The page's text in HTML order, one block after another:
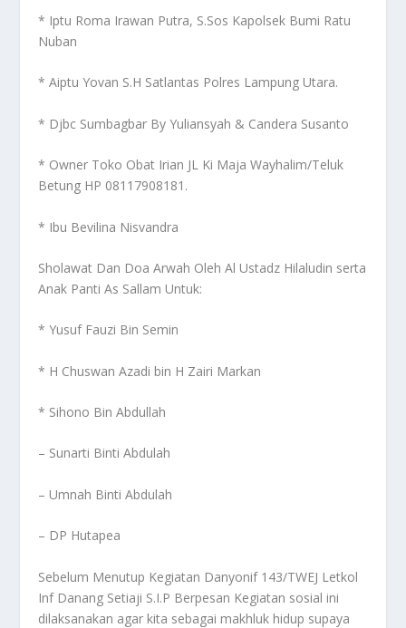
* Iptu Roma Irawan Putra, S.Sos Kapolsek Bumi Ratu
Nuban
* Aiptu Yovan S.H Satlantas Polres Lampung Utara.
* Djbc Sumbagbar By Yuliansyah & Candera Susanto
* Owner Toko Obat Irian JL Ki Maja Wayhalim/Teluk
Betung HP 08117908181.
* Ibu Bevilina Nisvandra
Sholawat Dan Doa Arwah Oleh Al Ustadz Hilaludin serta
Anak Panti As Sallam Untuk:
* Yusuf Fauzi Bin Semin
* H Chuswan Azadi bin H Zairi Markan
* Sihono Bin Abdullah
– Sunarti Binti Abdulah
– Umnah Binti Abdulah
– DP Hutapea
Sebelum Menutup Kegiatan Danyonif 143/TWEJ Letkol
Inf Danang Setiaji S.I.P Berpesan Kegiatan sosial ini
dilaksanakan agar kita sebagai makhluk hidup supaya